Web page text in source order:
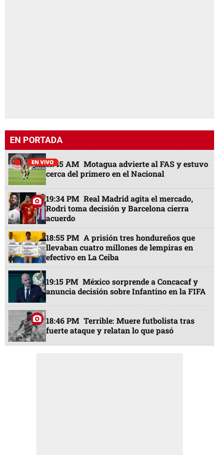
EN PORTADA
11:45 AM Motagua advierte al FAS y estuvo
cerca del primero en el Nacional
19:34 PM Real Madrid agita el mercado,
Rodri toma decisión y Barcelona cierra
acuerdo
18:55 PM A prisión tres hondureños que
llevaban cuatro millones de lempiras en
efectivo en La Ceiba
19:15 PM México sorprende a Concacaf y
anuncia decisión sobre Infantino en la FIFA
18:46 PM Terrible: Muere futbolista tras
fuerte ataque y relatan lo que pasó